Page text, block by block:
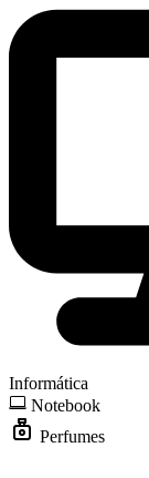
Informática
Notebook
Perfumes